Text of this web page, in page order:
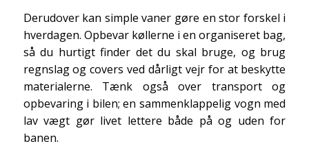
Derudover kan simple vaner gøre en stor forskel i
hverdagen. Opbevar køllerne i en organiseret bag,
så du hurtigt finder det du skal bruge, og brug
regnslag og covers ved dårligt vejr for at beskytte
materialerne. Tænk også over transport og
opbevaring i bilen; en sammenklappelig vogn med
lav vægt gør livet lettere både på og uden for
banen.